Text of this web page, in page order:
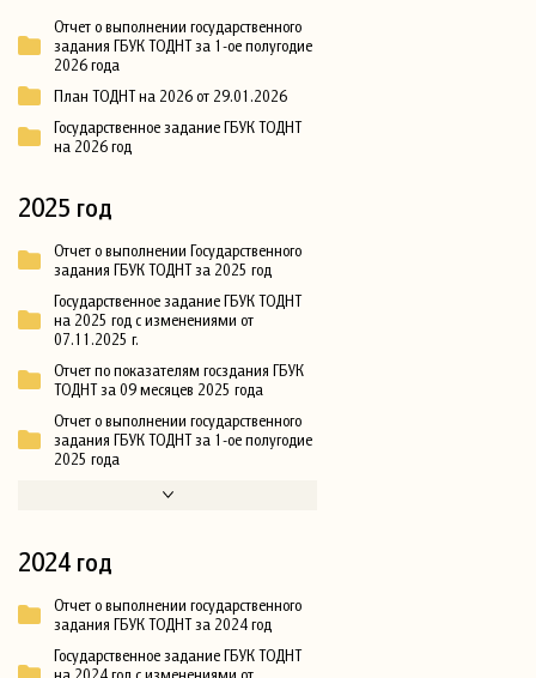
Отчет о выполнении государственного
задания ГБУК ТОДНТ за 1-ое полугодие
2026 года
План ТОДНТ на 2026 от 29.01.2026
Государственное задание ГБУК ТОДНТ
на 2026 год
2025 год
Отчет о выполнении Государственного
задания ГБУК ТОДНТ за 2025 год
Государственное задание ГБУК ТОДНТ
на 2025 год с изменениями от
07.11.2025 г.
Отчет по показателям госздания ГБУК
ТОДНТ за 09 месяцев 2025 года
Отчет о выполнении государственного
задания ГБУК ТОДНТ за 1-ое полугодие
2025 года
2024 год
Отчет о выполнении государственного
задания ГБУК ТОДНТ за 2024 год
Государственное задание ГБУК ТОДНТ